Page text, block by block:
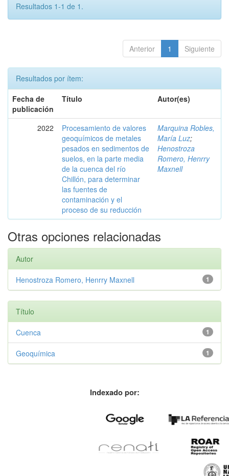
Resultados 1-1 de 1.
Anterior 1 Siguiente
Resultados por ítem:
Fecha de
publicación
Título Autor(es)
2022
Procesamiento de valores
geoquímicos de metales
pesados en sedimentos de
suelos, en la parte media
de la cuenca del río
Chillón, para determinar
las fuentes de
contaminación y el
proceso de su reducción
Marquina Robles,
María Luz;
Henostroza
Romero, Henrry
Maxnell
Otras opciones relacionadas
Autor
1
Henostroza Romero, Henrry Maxnell
Título
1
Cuenca
1
Geoquímica
Indexado por: